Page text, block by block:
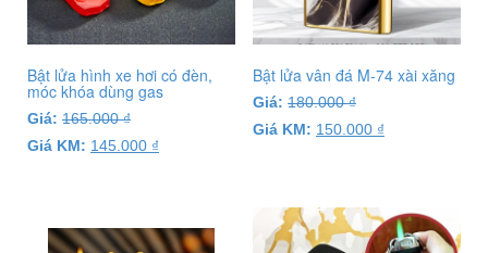
Bật lửa hình xe hơi có đèn,
móc khóa dùng gas
Giá: 165.000₫
Giá KM: 145.000 ₫
Bật lửa vân đá M-74 xài xăng
Giá: 180.000₫
Giá KM: 150.000 ₫